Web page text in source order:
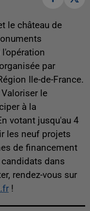
le château de
par
Ile-de-France.
le
à la
votant jusqu'au 4
les neuf projets
de financement
dans
rendez-vous sur
!